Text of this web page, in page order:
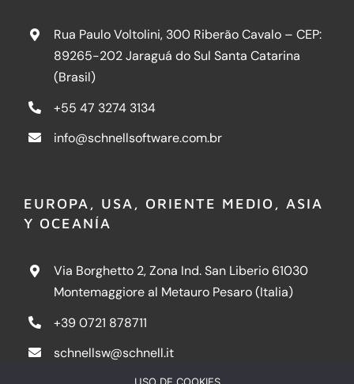
Rua Paulo Voltolini, 300 Riberão Cavalo – CEP:
89265-202 Jaraguá do Sul Santa Catarina
(Brasil)
+55 47 3274 3134
info@schnellsoftware.com.br
EUROPA, USA, ORIENTE MEDIO, ASIA
Y OCEANÍA
Via Borghetto 2, Zona Ind. San Liberio 61030
Montemaggiore al Metauro Pesaro (Italia)
+39 0721 878711
schnellsw@schnell.it